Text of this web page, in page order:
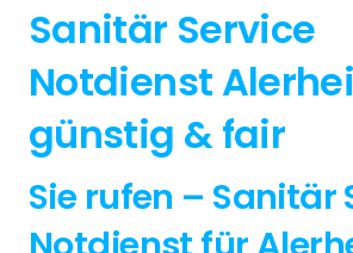
Sanitär Service
Notdienst
günstig & fair
Sie rufen – Sanitär